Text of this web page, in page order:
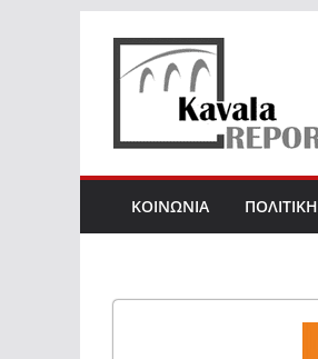
content
ΚΟΙΝΩΝΙΑ ΠΟΛΙΤΙΚΗ